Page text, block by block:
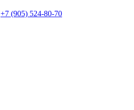
+7 (905) 524-80-70